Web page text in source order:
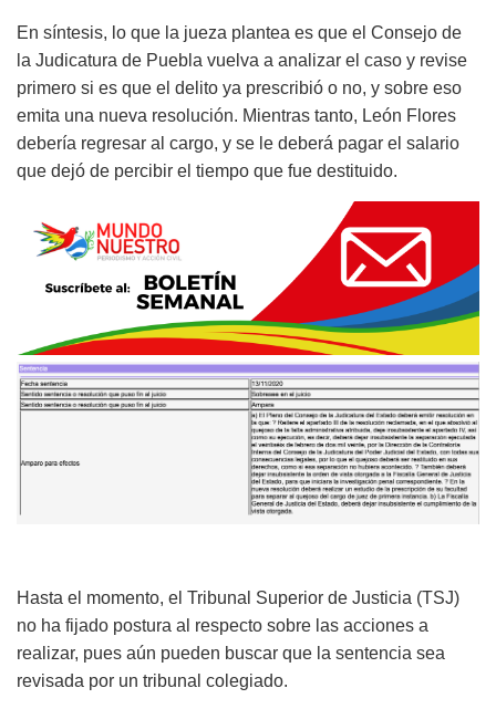
En síntesis, lo que la jueza plantea es que el Consejo de
la Judicatura de Puebla vuelva a analizar el caso y revise
primero si es que el delito ya prescribió o no, y sobre eso
emita una nueva resolución. Mientras tanto, León Flores
debería regresar al cargo, y se le deberá pagar el salario
que dejó de percibir el tiempo que fue destituido.
Hasta el momento, el Tribunal Superior de Justicia (TSJ)
no ha fijado postura al respecto sobre las acciones a
realizar, pues aún pueden buscar que la sentencia sea
revisada por un tribunal colegiado.